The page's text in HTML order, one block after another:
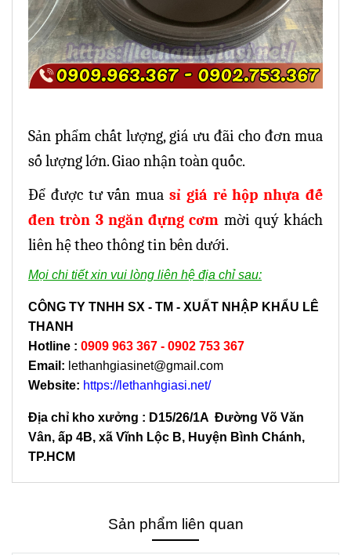
Sản phẩm chất lượng, giá ưu đãi cho đơn mua
số lượng lớn. Giao nhận toàn quốc.
Để được tư vấn mua sỉ giá rẻ hộp nhựa đế
đen tròn 3 ngăn đựng cơm mời quý khách
liên hệ theo thông tin bên dưới.
Mọi chi tiết xin vui lòng liên hệ địa chỉ sau:
CÔNG TY TNHH SX - TM - XUẤT NHẬP KHẨU LÊ
THANH
Hotline : 0909 963 367 - 0902 753 367
Email: lethanhgiasinet@gmail.com
Website: https://lethanhgiasi.net/
Địa chỉ kho xưởng : D15/26/1A Đường Võ Văn
Vân, ấp 4B, xã Vĩnh Lộc B, Huyện Bình Chánh,
TP.HCM
Sản phẩm liên quan